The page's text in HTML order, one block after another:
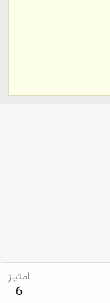
امتیاز
6